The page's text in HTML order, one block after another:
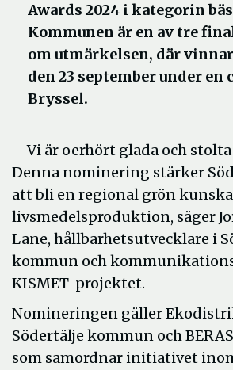
Awards 2024 i kategorin
Kommunen är en av tre
om utmärkelsen, där
den 23 september under en
Bryssel.
– Vi är oerhört glada och
Denna nominering stärker
att bli en regional grön
livsmedelsproduktion, säger
Lane, hållbarhetsutvecklare i
kommun och
KISMET-projektet.
Nomineringen gäller
Södertälje kommun och
som samordnar initiativet